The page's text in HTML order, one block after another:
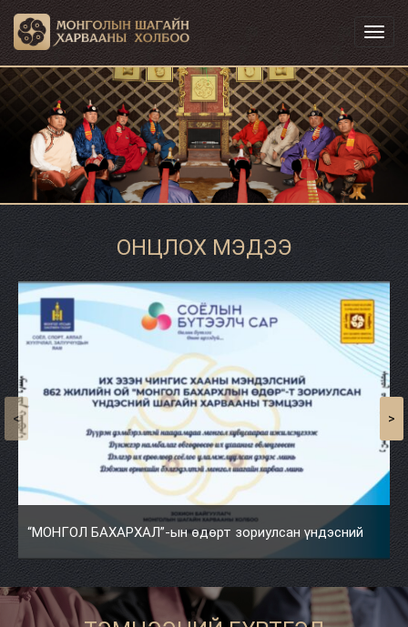
ОНЦЛОХ МЭДЭЭ
“МОНГОЛ БАХАРХАЛ”-ын өдөрт зориулсан үндэсний
шагайн харвааны уламжлалт тэмцээн болж өндөрлөв.
< >